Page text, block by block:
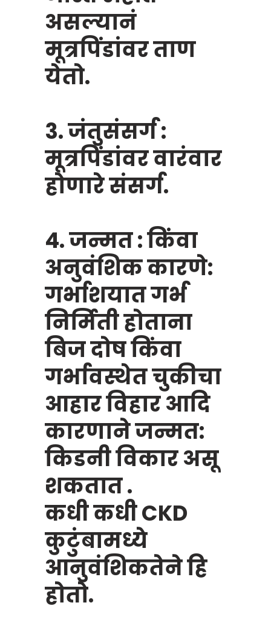
असल्यानं
मूत्रपिंडांवर ताण
येतो.
3. जंतुसंसर्ग :
मूत्रपिंडांवर वारंवार
होणारे संसर्ग.
4. जन्मत : किंवा
अनुवंशिक कारणे:
गर्भाशयात गर्भ
निर्मिती होताना
बिज दोष किंवा
गर्भावस्थेत चुकीचा
आहार विहार आदि
कारणाने जन्मत:
किडनी विकार असू
शकतात .
कधी कधी CKD
कुटुंबामध्ये
आनुवंशिकतेने हि
होतो.